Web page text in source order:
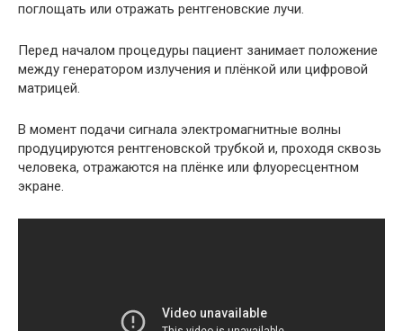
поглощать или отражать рентгеновские лучи.
Перед началом процедуры пациент занимает положение
между генератором излучения и плёнкой или цифровой
матрицей.
В момент подачи сигнала электромагнитные волны
продуцируются рентгеновской трубкой и, проходя сквозь
человека, отражаются на плёнке или флуоресцентном
экране.